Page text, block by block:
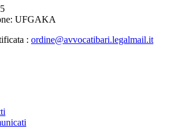
UFGAKA
: ordine@avvocatibari.legalmail.it